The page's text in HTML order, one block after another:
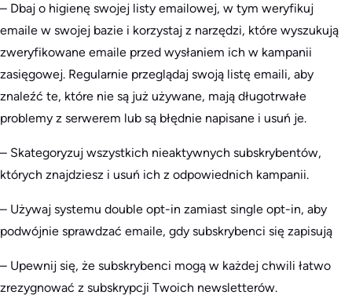
– Dbaj o higienę swojej listy emailowej, w tym weryfikuj
emaile w swojej bazie i korzystaj z narzędzi, które wyszukują
zweryfikowane emaile przed wysłaniem ich w kampanii
zasięgowej. Regularnie przeglądaj swoją listę emaili, aby
znaleźć te, które nie są już używane, mają długotrwałe
problemy z serwerem lub są błędnie napisane i usuń je.
– Skategoryzuj wszystkich nieaktywnych subskrybentów,
których znajdziesz i usuń ich z odpowiednich kampanii.
– Używaj systemu double opt-in zamiast single opt-in, aby
podwójnie sprawdzać emaile, gdy subskrybenci się zapisują
– Upewnij się, że subskrybenci mogą w każdej chwili łatwo
zrezygnować z subskrypcji Twoich newsletterów.